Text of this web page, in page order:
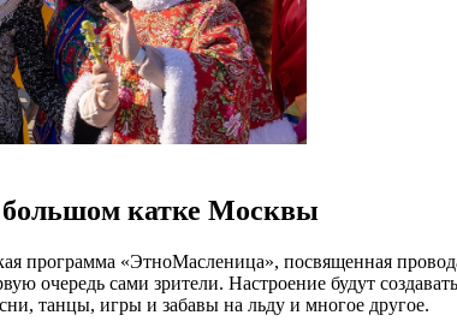
катке Москвы
программа «ЭтноМасленица», посвященная
очередь сами зрители. Настроение будут
танцы, игры и забавы на льду и многое другое.